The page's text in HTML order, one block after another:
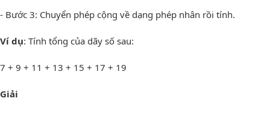
- Bước 3: Chuyển phép cộng về dạng phép nhân rồi tính.
Ví dụ: Tính tổng của dãy số sau:
7 + 9 + 11 + 13 + 15 + 17 + 19
Giải